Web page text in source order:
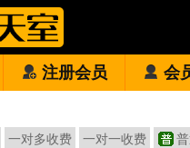
注册会员 会
一对多收费 一对一收费